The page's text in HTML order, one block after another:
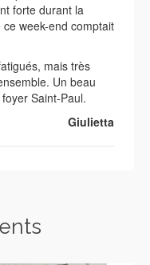
forte durant la
week-end comptait
mais très
Un beau
Saint-Paul.
Giulietta